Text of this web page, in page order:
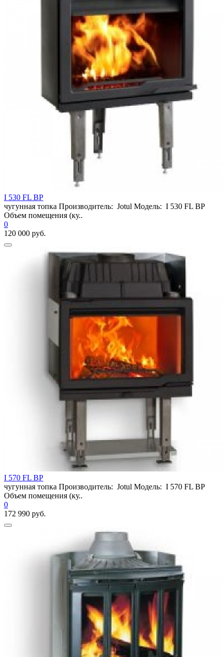
I 530 FL BP
чугунная топка Производитель: Jotul Модель: I 530 FL BP
Объем помещения (ку..
0
120 000 руб.
I 570 FL BP
чугунная топка Производитель: Jotul Модель: I 570 FL BP
Объем помещения (ку..
0
172 990 руб.